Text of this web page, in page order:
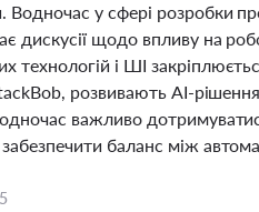
Водночас у сфері розробки
дискусії щодо впливу на
технологій і ШІ
розвивають AI-
важливо
баланс між